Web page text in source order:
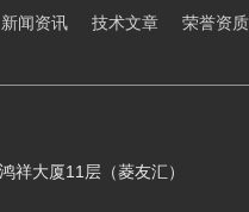
新闻资讯 技术文章 荣誉资质
祥大厦11层（菱友汇）